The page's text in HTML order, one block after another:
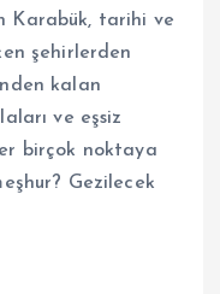
Karabük, tarihi ve
şehirlerden
kalan
ve eşsiz
birçok noktaya
Gezilecek